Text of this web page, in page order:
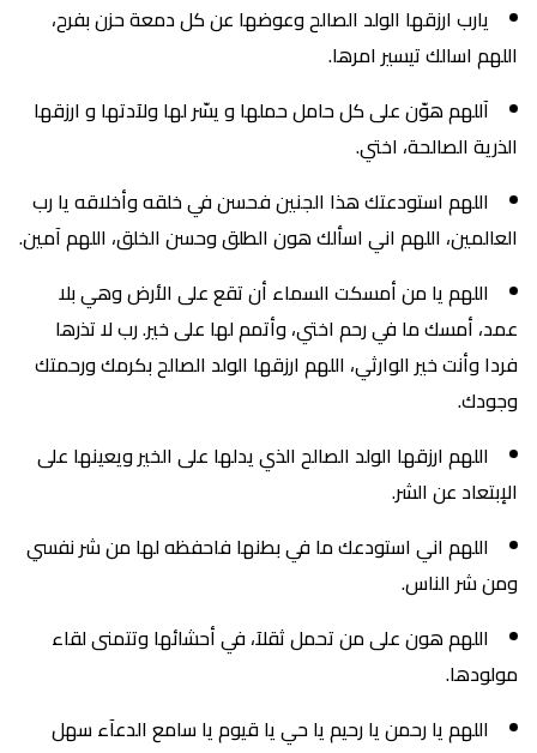
يارب ارزقها الولد الصالح وعوضها عن كل دمعة حزن بفرح،
اللهم اسالك تيسير امرها.
آللهم هوّن على كل حامل حملها و يسّر لها ولآدتها و ارزقها
الذرية الصالحة، اختي.
اللهم استودعتك هذا الجنين فحسن في خلقه وأخلاقه يا رب
العالمين، اللهم اني اسألك هون الطلق وحسن الخلق، اللهم آمين.
اللهم يا من أمسكت السماء أن تقع على الأرض وهي بلا
عمد، أمسك ما في رحم اختي، وأتمم لها على خير. رب لا تذرها
فردا وأنت خير الوارثي، اللهم ارزقها الولد الصالح بكرمك ورحمتك
وجودك.
اللهم ارزقها الولد الصالح الذي يدلها على الخير ويعينها على
الإبتعاد عن الشر.
اللهم اني استودعك ما في بطنها فاحفظه لها من شر نفسي
ومن شر الناس.
اللهم هون على من تحمل ثقلآ، في أحشائها وتتمنى لقاء
مولودها.
اللهم يا رحمن يا رحيم يا حي يا قيوم يا سامع الدعآء سهل